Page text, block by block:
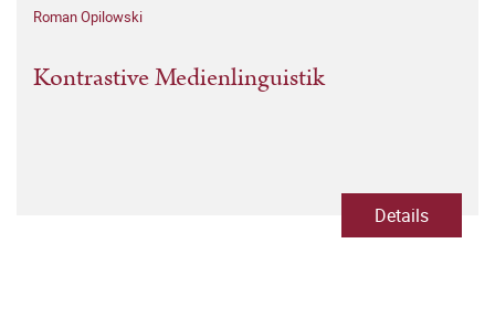
Roman Opilowski
Kontrastive Medienlinguistik
Details